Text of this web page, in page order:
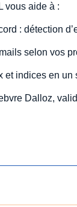
vous aide à :
: détection
selon vos
et indices en un
Dalloz,